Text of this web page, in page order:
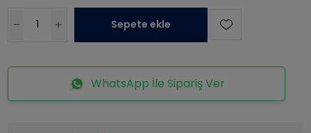
Sepete ekle
WhatsApp İle Sipariş Ver